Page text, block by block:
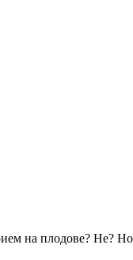
на плодове? Не? Но